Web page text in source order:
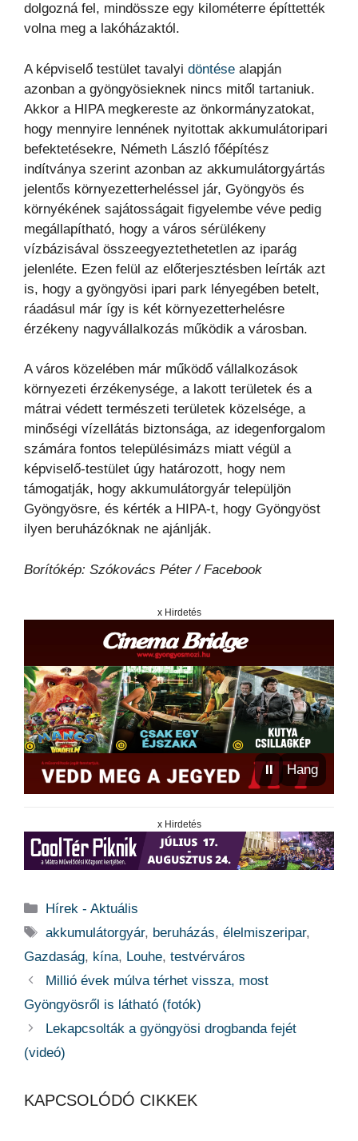
dolgozná fel, mindössze egy kilométerre építtették
volna meg a lakóházaktól.
A képviselő testület tavalyi döntése alapján
azonban a gyöngyösieknek nincs mitől tartaniuk.
Akkor a HIPA megkereste az önkormányzatokat,
hogy mennyire lennének nyitottak akkumulátoripari
befektetésekre, Németh László főépítész
indítványa szerint azonban az akkumulátorgyártás
jelentős környezetterheléssel jár, Gyöngyös és
környékének sajátosságait figyelembe véve pedig
megállapítható, hogy a város sérülékeny
vízbázisával összeegyeztethetetlen az iparág
jelenléte. Ezen felül az előterjesztésben leírták azt
is, hogy a gyöngyösi ipari park lényegében betelt,
ráadásul már így is két környezetterhelésre
érzékeny nagyvállalkozás működik a városban.
A város közelében már működő vállalkozások
környezeti érzékenysége, a lakott területek és a
mátrai védett természeti területek közelsége, a
minőségi vízellátás biztonsága, az idegenforgalom
számára fontos településimázs miatt végül a
képviselő-testület úgy határozott, hogy nem
támogatják, hogy akkumulátorgyár települjön
Gyöngyösre, és kérték a HIPA-t, hogy Gyöngyöst
ilyen beruházóknak ne ajánlják.
Borítókép: Szókovács Péter / Facebook
x Hirdetés
⏸ Hang
x Hirdetés
Kategória
Hírek - Aktuális
Címkék
akkumulátorgyár, beruházás,élelmiszeripar,
Gazdaság, kína, Louhe, testvérváros
Millió évek múlva térhet vissza, most
Gyöngyösről is látható (fotók)
Lekapcsolták a gyöngyösi drogbanda fejét
(videó)
KAPCSOLÓDÓ CIKKEK